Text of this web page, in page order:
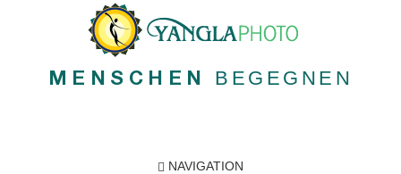
MENSCHEN BEGEGNEN
NAVIGATION